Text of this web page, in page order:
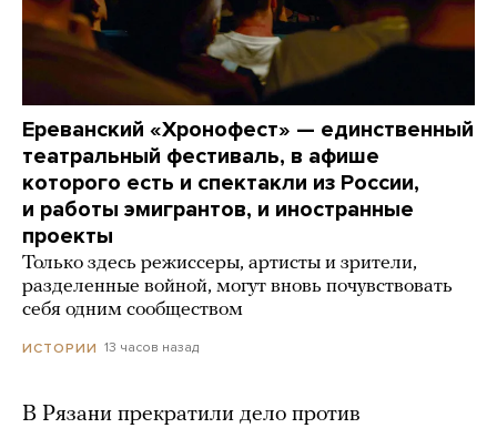
Ереванский «Хронофест» — единственный
театральный фестиваль, в афише
которого есть и спектакли из России,
и работы эмигрантов, и иностранные
проекты
Только здесь режиссеры, артисты и зрители,
разделенные войной, могут вновь почувствовать
себя одним сообществом
ИСТОРИИ 13 часов назад
В Рязани прекратили дело против